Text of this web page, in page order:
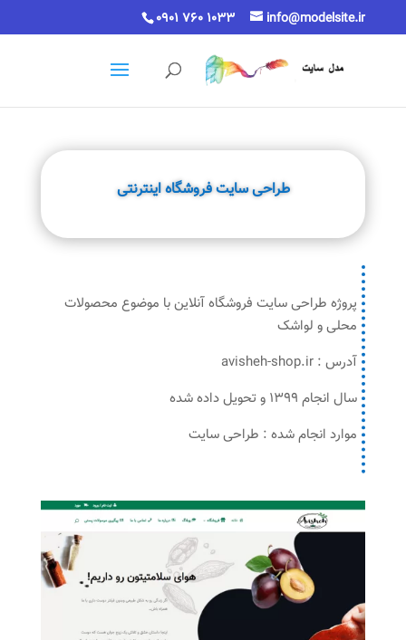
0901 760 1033 info@modelsite.ir
طراحی سایت فروشگاه اینترنتی
پروژه طراحی سایت فروشگاه آنلاین با موضوع محصولات
محلی و لواشک
آدرس : avisheh-shop.ir
سال انجام 1399 و تحویل داده شده
موارد انجام شده : طراحی سایت